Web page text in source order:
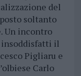
del
soltanto
Un incontro
insoddisfatti il
Pigliaru e
Carlo